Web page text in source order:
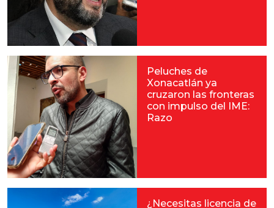
Peluches de
Xonacatlán ya
cruzaron las fronteras
con impulso del IME:
Razo
¿Necesitas licencia de